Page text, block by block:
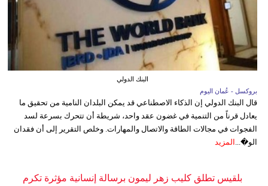
البنك الدولي
بروكسل - عُمان اليوم
قال البنك الدولي إن الذكاء الاصطناعي قد يمكن البلدان النامية من تحقيق ما
يعادل قرناً من التنمية في غضون عقد واحد، شريطة أن تتحرك بسرعة لسد
الفجوات في مجالات الطاقة والاتصال والمهارات. وخلص التقرير إلى أن فقدان
الو�... المزيد
بلقيس تطلق كليب زهر ليمون برسالة إنسانية مؤثرة تكرم